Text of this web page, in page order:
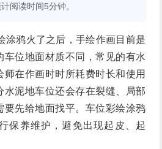
阅读时间5分钟。
涂鸦火了之后，手绘作画目前是
车位地面材质不同，常见的有水
在作画时时所耗费时长和使用
水泥地车位还会存在裂缝、局部
要先给地面找平。车位彩绘涂鸦
保养维护，避免出现起皮、起